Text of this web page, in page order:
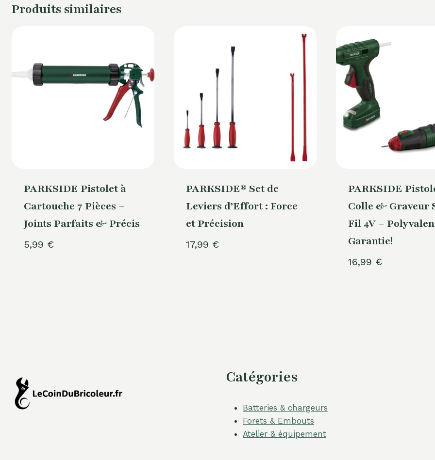
Produits similaires
PARKSIDE Pistolet à
Cartouche 7 Pièces –
Joints Parfaits & Précis
5,99 €
PARKSIDE® Set de
Leviers d’Effort : Force
et Précision
17,99 €
PARKSIDE
Colle & Graveur
Fil 4V –
Garantie!
16,99 €
Catégories
Batteries & chargeurs
Forets & Embouts
Atelier & équipement